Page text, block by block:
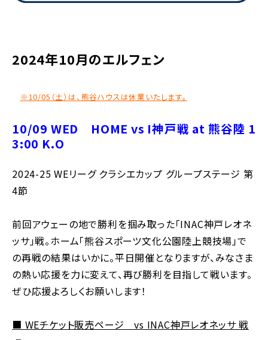
2024年10月のエルフェン
※10/05（土）は、熊谷ハウスは休業いたします。
10/09 WED HOME vs I神戸戦 at 熊谷陸 1
3:00 K.O
2024-25 WEリーグ クラシエカップ グループステージ 第
4節
前回アウェーの地で勝利を掴み取った「INAC神戸レオネ
ッサ」戦。ホーム「熊谷スポーツ文化公園陸上競技場」で
の再戦の結果はいかに。平日開催となりますが、みなさま
の熱い応援を力に変えて、再び勝利を目指して戦います。
ぜひ応援よろしくお願いします！
■ WEチケット販売ページ vs INAC神戸レオネッサ 戦